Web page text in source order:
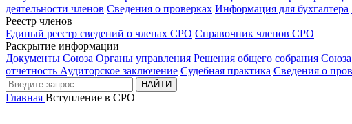
деятельности членов Сведения о проверках Информация для бухгалтера
Реестр членов
Единый реестр сведений о членах СРО Справочник членов СРО
Раскрытие информации
Документы Союза Органы управления Решения общего собрания Союза
отчетность Аудиторское заключение Судебная практика Сведения о
НАЙТИ
Главная Вступление в СРО